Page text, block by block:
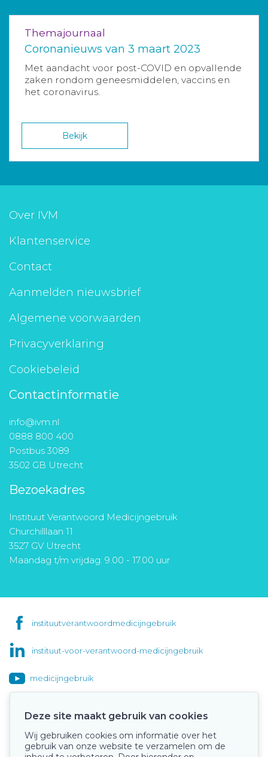
Themajournaal
Coronanieuws van 3 maart 2023
Met aandacht voor post-COVID en opvallende
zaken rondom geneesmiddelen, vaccins en
het coronavirus.
Bekijk
Over IVM
Klantenservice
Contact
Aanmelden nieuwsbrief
Algemene voorwaarden
Privacyverklaring
Cookiebeleid
Contactinformatie
info@ivm.nl
0888 800 400
Postbus 3089
3502 GB Utrecht
Bezoekadres
Instituut Verantwoord Medicijngebruik
Churchilllaan 11
3527 GV Utrecht
Maandag t/m vrijdag: 9.00 - 17.00 uur
instituutverantwoordmedicijngebruik
instituut-voor-verantwoord-medicijngebruik
medicijngebruik
Onze keurmerken
Deze site maakt gebruik van cookies
Wij gebruiken cookies om informatie over het
gebruik van onze website te verzamelen om de